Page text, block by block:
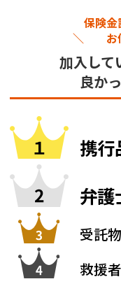
保険金
＼ お
加入して
良か
携行
弁護
受託
救援